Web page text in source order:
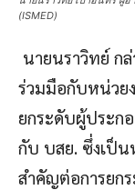
(ISMED)
นายนราวิทย์ ก
ร่วมมือกับหน่วย
ยกระดับผู้ประก
กับ บสย. ซึ่งเป็
สำคัญต่อการยก